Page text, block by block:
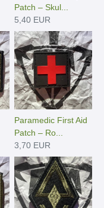
Patch – Skul...
5,40 EUR
Paramedic First Aid
Patch – Ro...
3,70 EUR